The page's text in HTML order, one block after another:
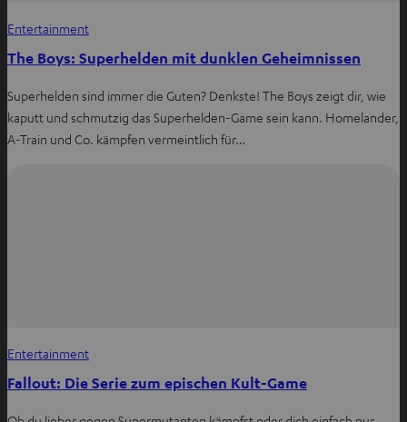
Entertainment
The Boys: Superhelden mit dunklen Geheimnissen
Superhelden sind immer die Guten? Denkste! The Boys zeigt dir, wie
kaputt und schmutzig das Superhelden-Game sein kann. Homelander,
A-Train und Co. kämpfen vermeintlich für…
Entertainment
Fallout: Die Serie zum epischen Kult-Game